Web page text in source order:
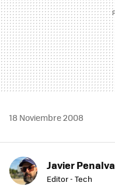
18 Noviembre 2008
Javier Penalva
Editor - Tech